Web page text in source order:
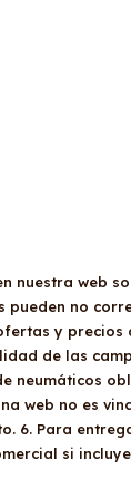
nuestra web
pueden no
y precios
de las
neumáticos
web no es
6. Para
si